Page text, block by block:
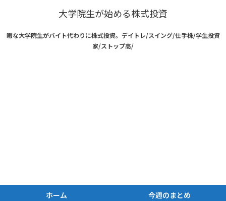
大学院生が始める株式投資
暇な大学院生がバイト代わりに株式投資。デイトレ/スイング/仕手株/学生投資
家/ストップ高/
ホーム
今週のまとめ